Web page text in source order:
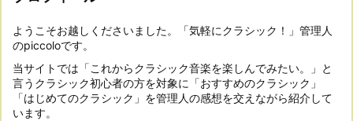
ようこそお越しくださいました。「気軽にクラシック！」管理人
のpiccoloです。
当サイトでは「これからクラシック音楽を楽しんでみたい。」と
言うクラシック初心者の方を対象に「おすすめのクラシック」
「はじめてのクラシック」を管理人の感想を交えながら紹介して
います。